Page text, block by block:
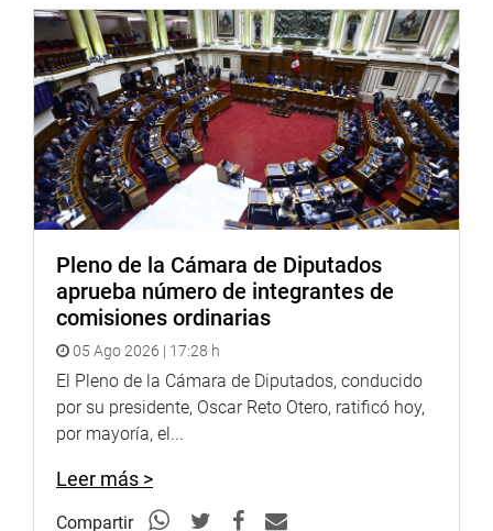
Machupicchu.
ALCALDE DE HUAYOPATA
Previamente, el titular del Parlamento recibió la visita
protocolar de Guido Figueroa Ramos, alcalde del distrito
de Huayopata, de la provincia de la Convención en Cusco.
El burgomaestre solicitó pueda incluirse en la Ley de
Presupuesto de 2024 una obra de riego para su sector
Pleno de la Cámara de Diputados
aprueba número de integrantes de
comisiones ordinarias
05 Ago 2026 | 17:28 h
El Pleno de la Cámara de Diputados, conducido
por su presidente, Oscar Reto Otero, ratificó hoy,
por mayoría, el...
Leer más >
Compartir